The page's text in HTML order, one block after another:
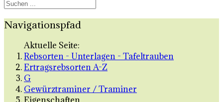
Navigationspfad
Aktuelle Seite:
Rebsorten - Unterlagen - Tafeltrauben
Ertragsrebsorten A-Z
G
Gewürztraminer / Traminer